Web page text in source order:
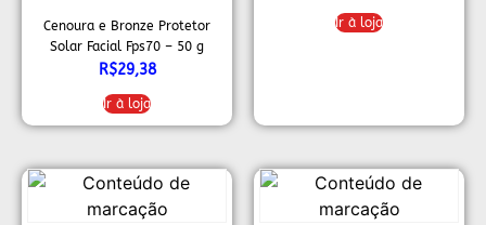
Cenoura e Bronze Protetor
Solar Facial Fps70 – 50 g
R$29,38
Ir à loja
Ir à loja